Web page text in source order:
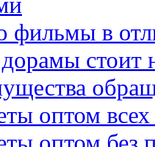
фильмы в
стоит
оптом